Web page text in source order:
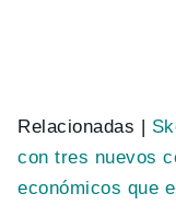
Relacionadas |
con tres nuevos
económicos que